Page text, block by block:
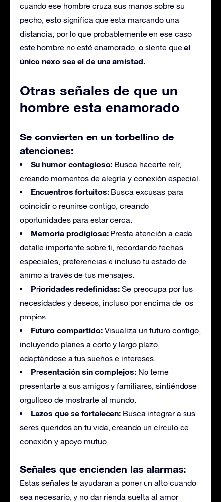
cuando ese hombre cruza sus manos sobre su
pecho, esto significa que esta marcando una
distancia, por lo que probablemente en ese caso
este hombre no esté enamorado, o siente que el
único nexo sea el de una amistad.
Otras señales de que un
hombre esta enamorado
Se convierten en un torbellino de
atenciones:
Su humor contagioso: Busca hacerte reír,
creando momentos de alegría y conexión especial.
Encuentros fortuitos: Busca excusas para
coincidir o reunirse contigo, creando
oportunidades para estar cerca.
Memoria prodigiosa: Presta atención a cada
detalle importante sobre ti, recordando fechas
especiales, preferencias e incluso tu estado de
ánimo a través de tus mensajes.
Prioridades redefinidas: Se preocupa por tus
necesidades y deseos, incluso por encima de los
propios.
Futuro compartido: Visualiza un futuro contigo,
incluyendo planes a corto y largo plazo,
adaptándose a tus sueños e intereses.
Presentación sin complejos: No teme
presentarte a sus amigos y familiares, sintiéndose
orgulloso de mostrarte al mundo.
Lazos que se fortalecen: Busca integrar a sus
seres queridos en tu vida, creando un círculo de
conexión y apoyo mutuo.
Señales que encienden las alarmas:
Estas señales te ayudaran a poner un alto cuando
sea necesario, y no dar rienda suelta al amor